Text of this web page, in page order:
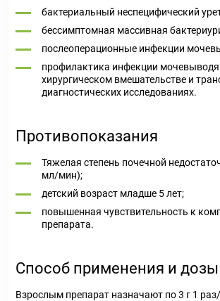
бактериальный неспецифический
бессимптомная массивная
послеоперационные инфекции
профилактика инфекции
хирургическом вмешательстве и
диагностических исследованиях.
Противопоказания
Тяжелая степень почечной
мл/мин);
детский возраст младше 5 лет;
повышенная чувствительность к
препарата.
Способ применения и дозы
Взрослым препарат назначают по 3 г 1